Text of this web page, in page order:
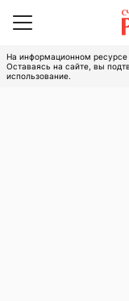
На информационном
Оставаясь на сайте, вы
использование.